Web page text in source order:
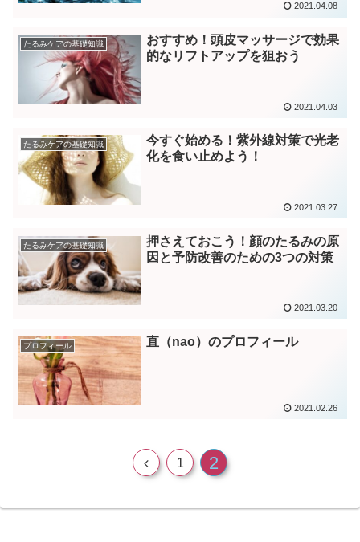
2021.04.08
たるみケアの基礎知識
おすすめ！頭皮マッサージで効果
的なリフトアップを狙おう
2021.04.03
たるみケアの基礎知識
今すぐ始める！紫外線対策で光老
化を食い止めよう！
2021.03.27
たるみケアの基礎知識
押さえておこう！顔のたるみの原
因と予防改善のための3つの対策
2021.03.20
プロフィール 直（nao）のプロフィール
2021.02.26
1 2